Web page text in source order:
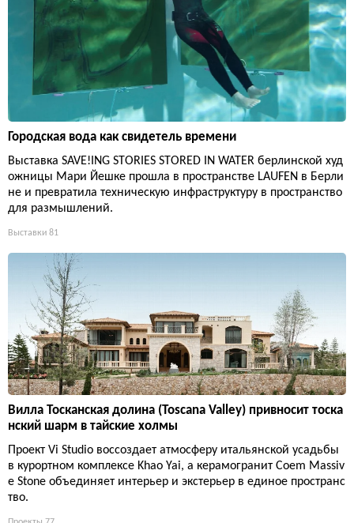
Городская вода как свидетель времени
Выставка SAVE!ING STORIES STORED IN WATER берлинской худ
ожницы Мари Йешке прошла в пространстве LAUFEN в Берли
не и превратила техническую инфраструктуру в пространство
для размышлений.
Выставки 81
Вилла Тосканская долина (Toscana Valley) привносит тоска
нский шарм в тайские холмы
Проект Vi Studio воссоздает атмосферу итальянской усадьбы
в курортном комплексе Khao Yai, а керамогранит Coem Massiv
e Stone объединяет интерьер и экстерьер в единое пространс
тво.